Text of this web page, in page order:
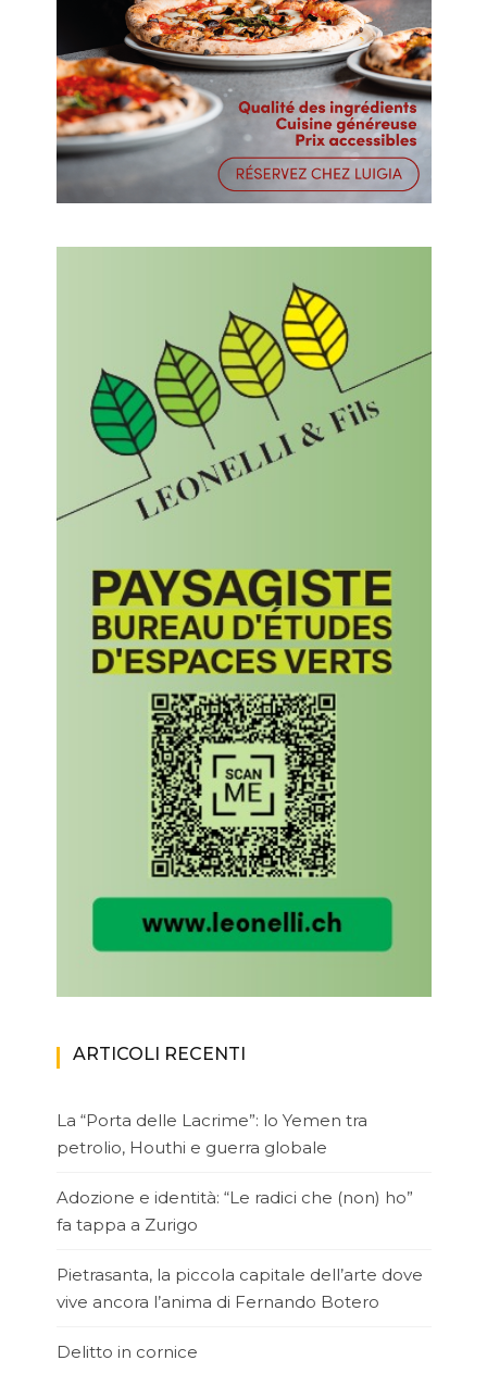
ARTICOLI RECENTI
La “Porta delle Lacrime”: lo Yemen tra
petrolio, Houthi e guerra globale
Adozione e identità: “Le radici che (non) ho”
fa tappa a Zurigo
Pietrasanta, la piccola capitale dell’arte dove
vive ancora l’anima di Fernando Botero
Delitto in cornice